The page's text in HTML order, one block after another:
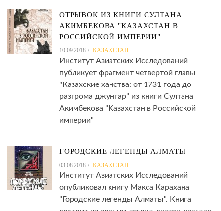
ОТРЫВОК ИЗ КНИГИ СУЛТАНА
АКИМБЕКОВА "КАЗАХСТАН В
РОССИЙСКОЙ ИМПЕРИИ"
10.09.2018 КАЗАХСТАН
Институт Азиатских Исследований
публикует фрагмент четвертой главы
"Казахские ханства: от 1731 года до
разгрома джунгар" из книги Султана
Акимбекова "Казахстан в Российской
империи"
ГОРОДСКИЕ ЛЕГЕНДЫ АЛМАТЫ
03.08.2018 КАЗАХСТАН
Институт Азиатских Исследований
опубликовал книгу Макса Карахана
"Городские легенды Алматы". Книга